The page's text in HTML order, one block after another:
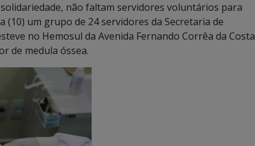
não faltam servidores voluntários para
(10) um grupo de 24 servidores da Secretaria de
no Hemosul da Avenida Fernando Corrêa da Costa
de medula óssea.